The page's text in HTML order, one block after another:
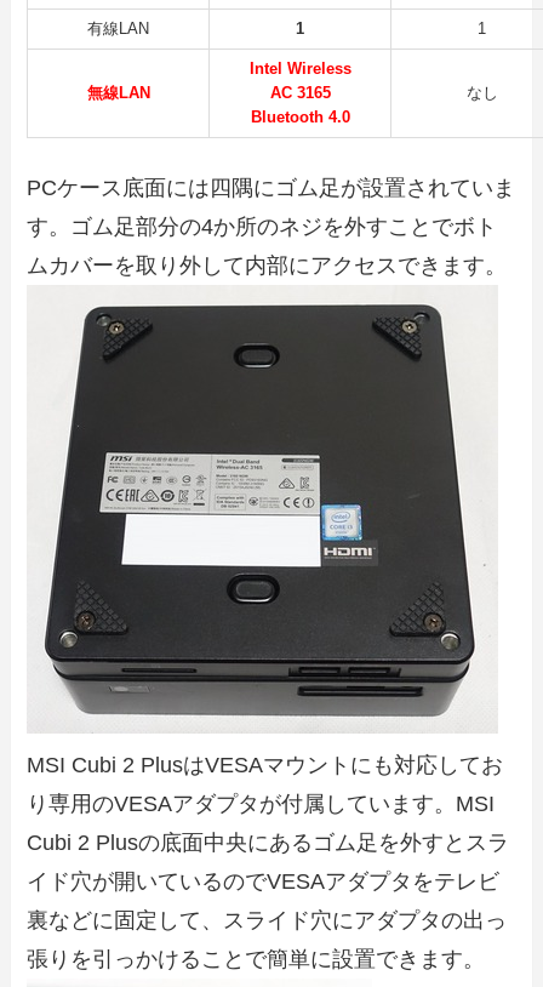
有線LAN 1 1
無線LAN
Intel Wireless
AC 3165
Bluetooth 4.0
なし
PCケース底面には四隅にゴム足が設置されていま
す。ゴム足部分の4か所のネジを外すことでボト
ムカバーを取り外して内部にアクセスできます。
MSI Cubi 2 PlusはVESAマウントにも対応してお
り専用のVESAアダプタが付属しています。MSI
Cubi 2 Plusの底面中央にあるゴム足を外すとスラ
イド穴が開いているのでVESAアダプタをテレビ
裏などに固定して、スライド穴にアダプタの出っ
張りを引っかけることで簡単に設置できます。